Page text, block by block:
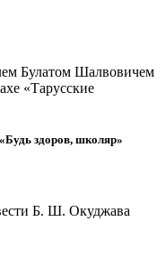
Булатом Шалвовичем
«Тарусские
здоров, школяр»
Б. Ш. Окуджава